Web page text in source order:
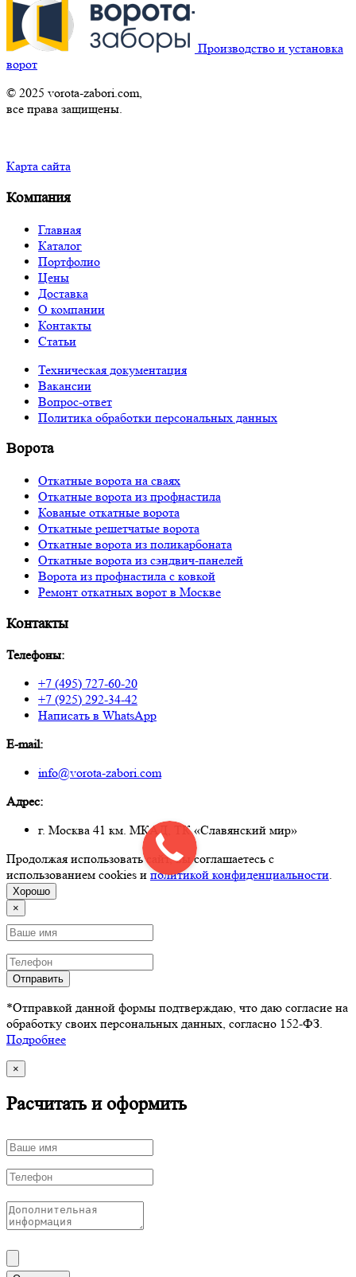
Производство и установка
ворот
© 2025 vorota-zabori.com,
все права защищены.
Карта сайта
Компания
Главная
Каталог
Портфолио
Цены
Доставка
О компании
Контакты
Статьи
Техническая документация
Вакансии
Вопрос-ответ
Политика обработки персональных данных
Ворота
Откатные ворота на сваях
Откатные ворота из профнастила
Кованые откатные ворота
Откатные решетчатые ворота
Откатные ворота из поликарбоната
Откатные ворота из сэндвич-панелей
Ворота из профнастила с ковкой
Ремонт откатных ворот в Москве
Контакты
Телефоны:
+7 (495) 727-60-20
+7 (925) 292-34-42
Написать в WhatsApp
E-mail:
info@vorota-zabori.com
Адрес:
г. Москва 41 км. МКАД, ТК «Славянский мир»
Продолжая использовать сайт, вы соглашаетесь с
использованием cookies и политикой конфиденциальности.
Хорошо
×
Отправить
*Отправкой данной формы подтверждаю, что даю согласие на
обработку своих персональных данных, согласно 152-ФЗ.
Подробнее
×
Расчитать и оформить